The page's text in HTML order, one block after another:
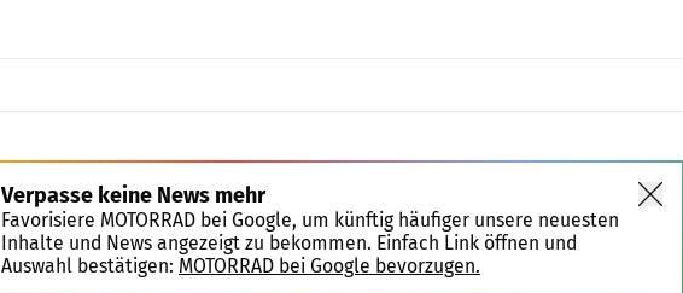
Verpasse keine News mehr
Favorisiere MOTORRAD bei Google, um künftig häufiger unsere neuesten
Inhalte und News angezeigt zu bekommen. Einfach Link öffnen und
Auswahl bestätigen: MOTORRAD bei Google bevorzugen.